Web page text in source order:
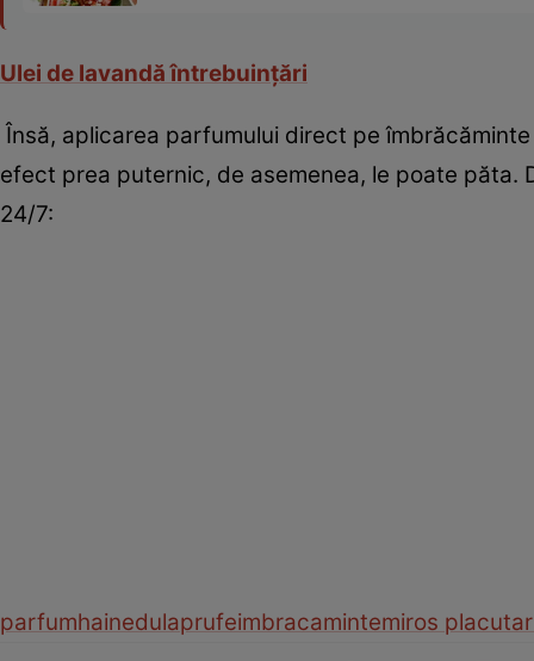
Ulei de lavandă întrebuinţări
Însă, aplicarea parfumului direct pe
efect prea puternic, de asemenea, le poate
24/7:
parfumhainedulaprufeimbracamintemiros placut